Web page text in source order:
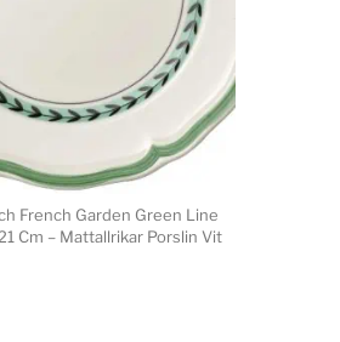
French Garden Green Line
Cm – Mattallrikar Porslin Vit